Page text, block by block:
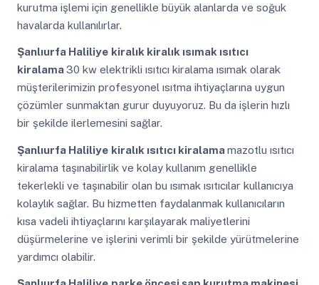
kurutma işlemi için genellikle büyük alanlarda ve soğuk
havalarda kullanılırlar.
Şanlıurfa Haliliye kiralık kiralık ısımak ısıtıcı
kiralama30 kw elektrikli ısıtıcı kiralama ısımak olarak
müşterilerimizin profesyonel ısıtma ihtiyaçlarına uygun
çözümler sunmaktan gurur duyuyoruz. Bu da işlerin hızlı
bir şekilde ilerlemesini sağlar.
Şanlıurfa Haliliye kiralık ısıtıcı kiralamamazotlu ısıtıcı
kiralama taşınabilirlik ve kolay kullanım genellikle
tekerlekli ve taşınabilir olan bu ısımak ısıtıcılar kullanıcıya
kolaylık sağlar. Bu hizmetten faydalanmak kullanıcıların
kısa vadeli ihtiyaçlarını karşılayarak maliyetlerini
düşürmelerine ve işlerini verimli bir şekilde yürütmelerine
yardımcı olabilir.